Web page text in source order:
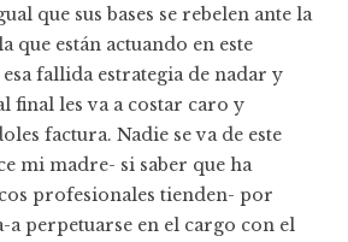
que sus bases se rebelen ante la
que están actuando en este
fallida estrategia de nadar y
final les va a costar caro y
factura. Nadie se va de este
mi madre- si saber que ha
profesionales tienden- por
a perpetuarse en el cargo con el